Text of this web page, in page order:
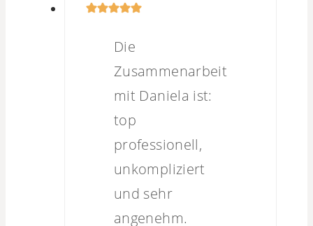
Die
Zusammenarbeit
mit Daniela ist:
top
professionell,
unkompliziert
und sehr
angenehm.